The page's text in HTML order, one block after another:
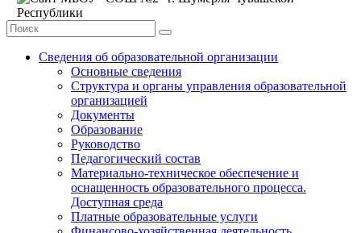
Сведения об образовательной организации
Основные сведения
Структура и органы управления образовательной
организацией
Документы
Образование
Руководство
Педагогический состав
Материально-техническое обеспечение и
оснащенность образовательного процесса.
Доступная среда
Платные образовательные услуги